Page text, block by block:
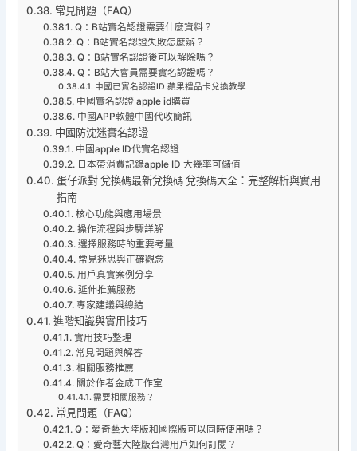
常見問題（FAQ）
Q：B站實名認證需要什麼資料？
Q：B站實名認證失敗怎麼辦？
Q：B站實名認證後可以解除嗎？
Q：B站大會員需要實名認證嗎？
中國已實名認證ID 蘋果禮品卡兌換教學
中國實名認證 apple id購買
中國APP軟體中國代收簡訊
中國防沈迷實名認證
中國apple ID代實名認證
日本帶消費記錄apple ID 大幾率可儲值
蛋仔派對 兌換碼最新兌換碼 兌換碼大全：完整解析與實用
指南
核心功能與應用場景
操作流程與步驟詳解
選擇服務時的重要考量
常見迷思與正確觀念
用戶真實案例分享
延伸推薦服務
專家建議與總結
進階知識與實用技巧
實用技巧整理
常見問題與解答
相關服務推薦
關於作者金成工作室
需要相關服務？
常見問題（FAQ）
Q：愛奇藝大陸版和國際版可以同時使用嗎？
Q：愛奇藝大陸版台灣用戶如何訂閱？